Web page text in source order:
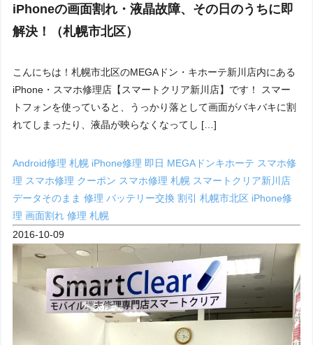
iPhoneの画面割れ・液晶故障、その日のうちに即
解決！（札幌市北区）
こんにちは！札幌市北区のMEGAドン・キホーテ新川店内にある
iPhone・スマホ修理店【スマートクリア新川店】です！ スマー
トフォンを使っていると、うっかり落として画面がバキバキに割
れてしまったり、液晶が映らなくなってし […]
Android修理 札幌 iPhone修理 即日 MEGAドンキホーテ スマホ修
理 スマホ修理 クーポン スマホ修理 札幌 スマートクリア新川店
データそのまま 修理バッテリー交換 割引札幌市北区 iPhone修
理画面割れ 修理 札幌
2016-10-09